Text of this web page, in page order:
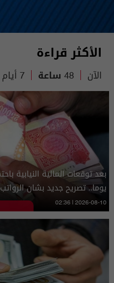
الأكثر قراءة
الآن 48 ساعة 7 أيام
يوما.. تصريح جديد بشان الرواتب
02:36 | 2026-08-10